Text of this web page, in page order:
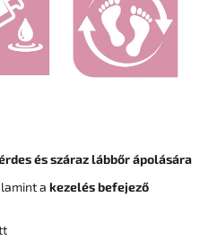
és száraz lábbőr ápolására
a kezelés befejező